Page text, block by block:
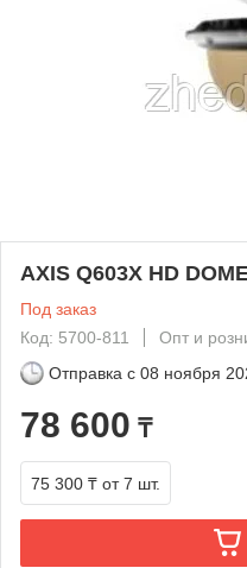
AXIS Q603X HD
Под заказ
Код: 5700-811
Опт и
Отправка с 08 ноября
78 600 ₸
75 300 ₸ от 7 шт.